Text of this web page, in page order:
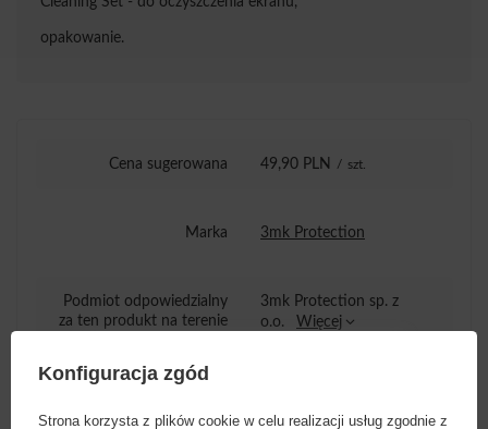
opakowanie.
Cena sugerowana 49,90 PLN / szt.
Marka 3mk Protection
Podmiot odpowiedzialny
za ten produkt na terenie
3mk Protection sp. z
o.o.
Więcej
Konfiguracja zgód
Strona korzysta z plików cookie w celu realizacji usług zgodnie z